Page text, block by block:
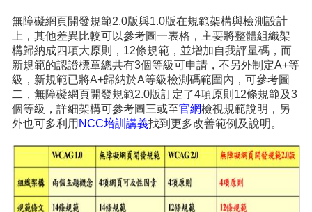
消
息
關
於
我
們
版
物
校
無障礙網頁開發規範2.0版與1.0版在規範架構與檢測設計
上，其他差異比較可以參考圖一表格，主要將整體組織架
構歸納成四項大原則，12條規範，並增加自我評量碼，而
新規範的認證標章總共有3個等級可申請，不另外制定A+等
級，新規範已將A+歸納於A等級檢測碼範圍內，可參考圖
二，無障礙網頁開發規範2.0版訂定了4項原則12條規範及3
個等級，詳細架構可參考圖三或至官網檢視規範說明，另
外也可多利用 NCC培訓講義找到更多改善範例及說明。